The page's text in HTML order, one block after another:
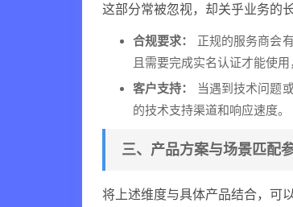
这部分常被忽视，却关乎业务的
合规要求：
正规的服务商会
且需要完成实名认证才能使
客户支持：
当遇到技术问题
的技术支持渠道和响应速度。
三、产品方案与场景匹配
将上述维度与具体产品结合，可